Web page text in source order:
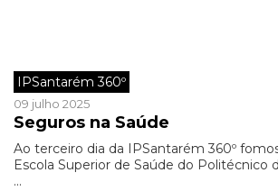
IPSantarém 360º
09 julho 2025
Seguros na Saúde
Ao terceiro dia da IPSantarém 360º
Escola Superior de Saúde do Politécnico
...